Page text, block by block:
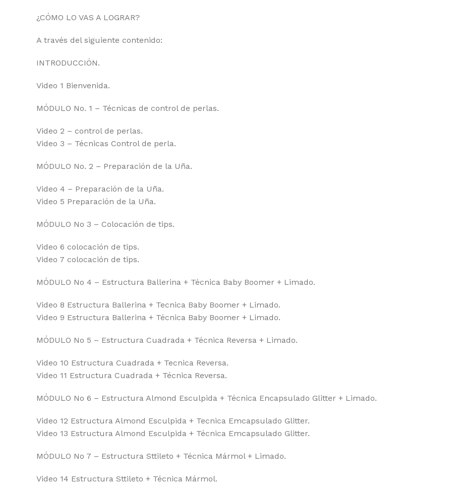
¿CÓMO LO VAS A LOGRAR?
A través del siguiente contenido:
INTRODUCCIÓN.
Video 1 Bienvenida.
MÓDULO No. 1 – Técnicas de control de perlas.
Video 2 – control de perlas.
Video 3 – Técnicas Control de perla.
MÓDULO No. 2 – Preparación de la Uña.
Video 4 – Preparación de la Uña.
Video 5 Preparación de la Uña.
MÓDULO No 3 – Colocación de tips.
Video 6 colocación de tips.
Video 7 colocación de tips.
MÓDULO No 4 – Estructura Ballerina + Técnica Baby Boomer + Limado.
Video 8 Estructura Ballerina + Tecnica Baby Boomer + Limado.
Video 9 Estructura Ballerina + Técnica Baby Boomer + Limado.
MÓDULO No 5 – Estructura Cuadrada + Técnica Reversa + Limado.
Video 10 Estructura Cuadrada + Tecnica Reversa.
Video 11 Estructura Cuadrada + Técnica Reversa.
MÓDULO No 6 – Estructura Almond Esculpida + Técnica Encapsulado Glitter + Limado.
Video 12 Estructura Almond Esculpida + Tecnica Emcapsulado Glitter.
Video 13 Estructura Almond Esculpida + Técnica Emcapsulado Glitter.
MÓDULO No 7 – Estructura Sttileto + Técnica Mármol + Limado.
Video 14 Estructura Sttileto + Técnica Mármol.